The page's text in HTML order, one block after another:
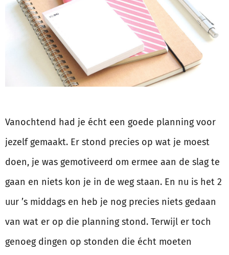
Vanochtend had je écht een goede planning voor
jezelf gemaakt. Er stond precies op wat je moest
doen, je was gemotiveerd om ermee aan de slag te
gaan en niets kon je in de weg staan. En nu is het 2
uur ’s middags en heb je nog precies niets gedaan
van wat er op die planning stond. Terwijl er toch
genoeg dingen op stonden die écht moeten